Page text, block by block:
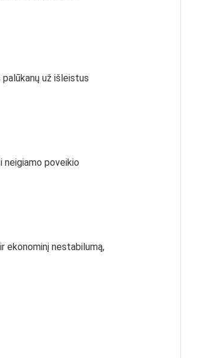
už išleistus
neigiamo poveikio
ekonominį nestabilumą,